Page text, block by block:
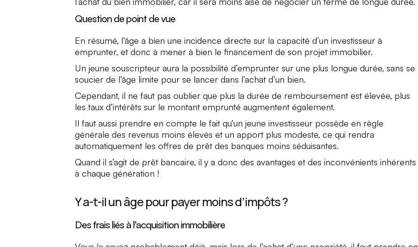
Question de point de vue
En résumé, l’âge a bien une incidence directe sur la capacité d’un investisseur à
emprunter, et donc à mener à bien le financement de son projet immobilier.
Un jeune souscripteur aura la possibilité d’emprunter sur une plus longue durée, sans se
soucier de l’âge limite pour se lancer dans l’achat d’un bien.
Cependant, il ne faut pas oublier que plus la durée de remboursement est élevée, plus
les taux d’intérêts sur le montant emprunté augmentent également.
Il faut aussi prendre en compte le fait qu’un jeune investisseur possède en règle
générale des revenus moins élevés et un apport plus modeste, ce qui rendra
automatiquement les offres de prêt des banques moins séduisantes.
Quand il s’agit de prêt bancaire, il y a donc des avantages et des inconvénients inhérents
à chaque génération !
Y a-t-il un âge pour payer moins d’impôts ?
Des frais liés à l’acquisition immobilière